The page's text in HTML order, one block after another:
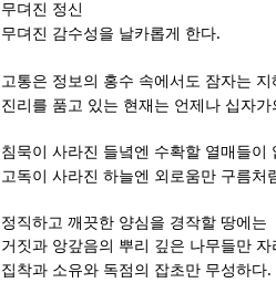
무뎌진 정신
무뎌진 감수성을 날카롭게 한다.
고통은 정보의 홍수 속에서도 잠자는
진리를 품고 있는 현재는 언제나 십자
침묵이 사라진 들녘엔 수확할 열매들이
고독이 사라진 하늘엔 외로움만 구름처
정직하고 깨끗한 양심을 경작할 땅에는
거짓과 앙갚음의 뿌리 깊은 나무들만 자
집착과 소유와 독점의 잡초만 무성하다.